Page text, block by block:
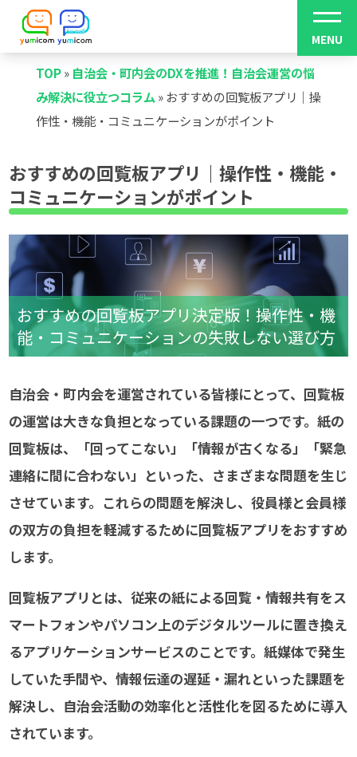
TOP» 自治会・町内会のDXを推進！自治会運営の悩
み解決に役立つコラム » おすすめの回覧板アプリ｜操
作性・機能・コミュニケーションがポイント
おすすめの回覧板アプリ｜操作性・機能・
コミュニケーションがポイント
おすすめの回覧板アプリ決定版！操作性・機
能・コミュニケーションの失敗しない選び方
自治会・町内会を運営されている皆様にとって、回覧板
の運営は大きな負担となっている課題の一つです。紙の
回覧板は、「回ってこない」「情報が古くなる」「緊急
連絡に間に合わない」といった、さまざまな問題を生じ
させています。これらの問題を解決し、役員様と会員様
の双方の負担を軽減するために回覧板アプリをおすすめ
します。
回覧板アプリとは、従来の紙による回覧・情報共有をス
マートフォンやパソコン上のデジタルツールに置き換え
るアプリケーションサービスのことです。紙媒体で発生
していた手間や、情報伝達の遅延・漏れといった課題を
解決し、自治会活動の効率化と活性化を図るために導入
されています。